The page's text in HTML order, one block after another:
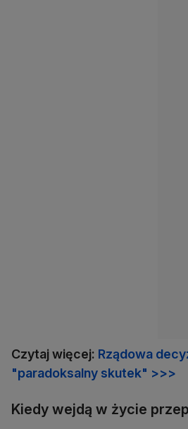
Czytaj więcej: Rządowa
"paradoksalny skutek" >>>
Kiedy wejdą w życie